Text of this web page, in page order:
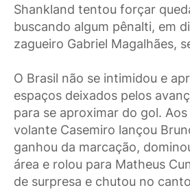
Shankland tentou forçar
buscando algum pênalti, em
zagueiro Gabriel Magalhães,
O Brasil não se intimidou e
espaços deixados pelos
para se aproximar do gol.
volante Casemiro lançou
ganhou da marcação,
área e rolou para Matheus
de surpresa e chutou no